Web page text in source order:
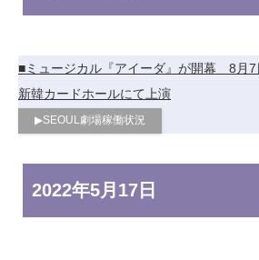
■ミュージカル『アイーダ』が開幕 8月7
新韓カードホールにて上演
▶︎SEOUL劇場稼働状況
2022年5月17日